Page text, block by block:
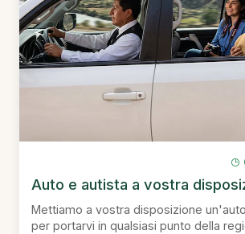
Auto e autista a vostra
Mettiamo a vostra disposizione
per portarvi in qualsiasi punto della